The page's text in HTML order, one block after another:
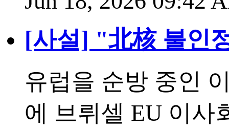
[사설] "北核 불인
유럽을 순방 중인
에 브뤼셀 EU 이사